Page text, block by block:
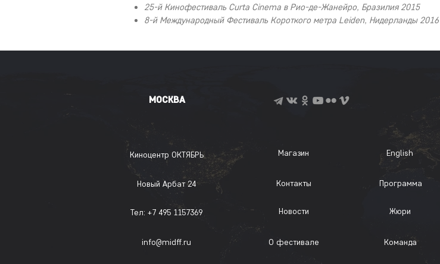
25-й Кинофестиваль Curta Cinema в Рио-де-Жанейро, Бразилия 2015
8-й Международный Фестиваль Короткого метра Leiden, Нидерланды 2016
МОСКВА
Киноцентр ОКТЯБРЬ
Новый Арбат 24
Тел: +7 495 1157369
info@midff.ru
Магазин English
Контакты
Новости
Программа
Жюри
О фестивале Команда